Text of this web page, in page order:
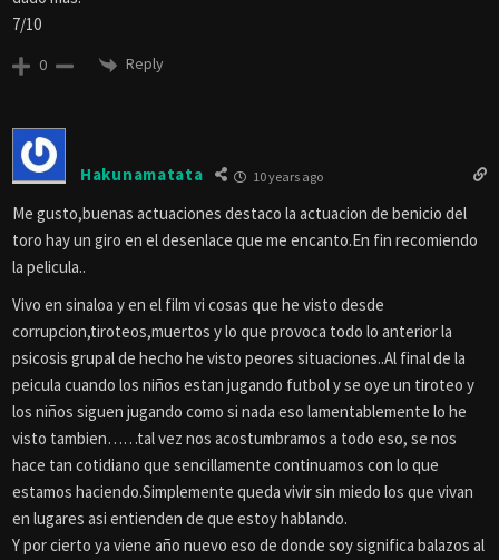
7/10
0 Reply
Hakunamatata 10 years ago
Me gusto,buenas actuaciones destaco la actuacion de benicio del
toro hay un giro en el desenlace que me encanto.En fin recomiendo
la pelicula..
Vivo en sinaloa y en el film vi cosas que he visto desde
corrupcion,tiroteos,muertos y lo que provoca todo lo anterior la
psicosis grupal de hecho he visto peores situaciones..Al final de la
peicula cuando los niños estan jugando futbol y se oye un tiroteo y
los niños siguen jugando como si nada eso lamentablemente lo he
visto tambien……tal vez nos acostumbramos a todo eso, se nos
hace tan cotidiano que sencillamente continuamos con lo que
estamos haciendo.Simplemente queda vivir sin miedo los que vivan
en lugares asi entienden de que estoy hablando.
Y por cierto ya viene año nuevo eso de donde soy significa balazos al